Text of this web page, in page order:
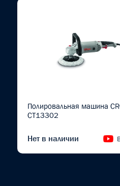
Полировальная машина
CT13302
Нет в наличии